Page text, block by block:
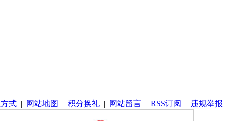
式 | 网站地图 | 积分换礼 | 网站留言 | RSS订阅 | 违规举报